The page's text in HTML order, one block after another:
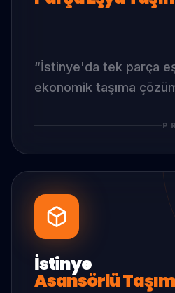
“İstinye'da tek parça
ekonomik taşıma
İstinye
Asansörlü